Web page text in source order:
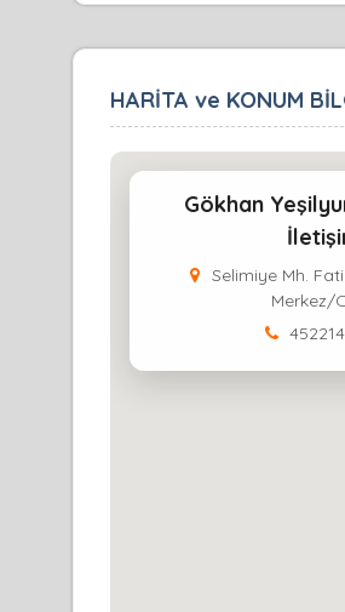
HARİTA ve KONUM
Gökhan
Selimiye Mh.
Merkez/